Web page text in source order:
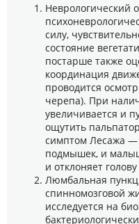
Неврологический
силу,
состояние
постарше также
координация
проводится
черепа). При
увеличивается и
ощутить
симптом Лесажа —
подмышек, и
и отклоняет
Люмбальная
спинномозговой
исследуется на